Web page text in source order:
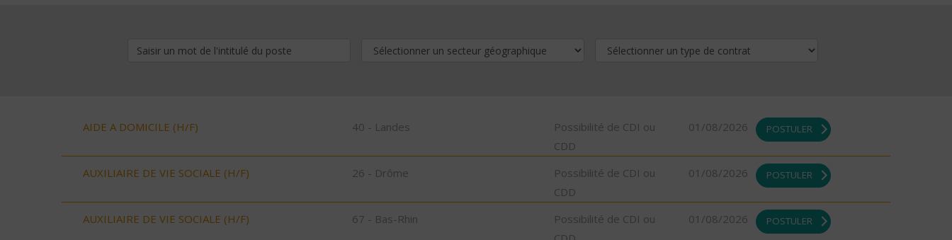
AIDE A DOMICILE (H/F) 40 - Landes
Possibilité de CDI ou
CDD
01/08/2026 POSTULER
AUXILIAIRE DE VIE SOCIALE (H/F) 26 - Drôme
Possibilité de CDI ou
CDD
01/08/2026 POSTULER
AUXILIAIRE DE VIE SOCIALE (H/F) 67 - Bas-Rhin
Possibilité de CDI ou
01/08/2026 POSTULER